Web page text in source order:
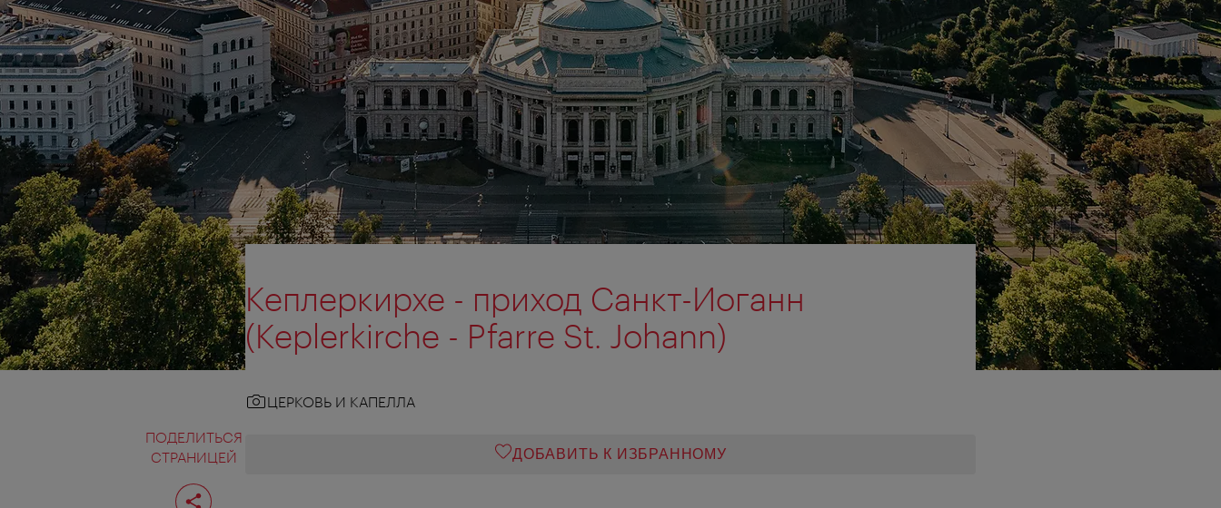
ПОДЕЛИТЬСЯ
СТРАНИЦЕЙ
Поделиться
страницей
Кеплеркирхе - приход Санкт-Иоганн
(Keplerkirche - Pfarre St. Johann)
ЦЕРКОВЬ И КАПЕЛЛА
ДОБАВИТЬ К ИЗБРАННОМУ